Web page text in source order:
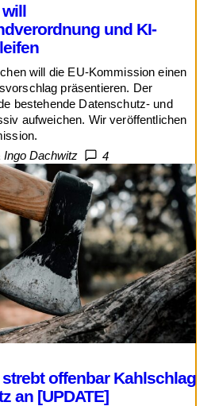
und KI-
will die EU-Kommission einen
präsentieren. Der
bestehende Datenschutz- und
aufweichen. Wir veröffentlichen
Ingo Dachwitz
4
offenbar Kahlschlag
an [UPDATE]